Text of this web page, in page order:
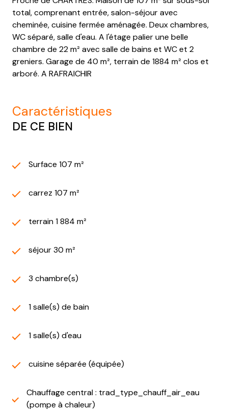
total, comprenant entrée, salon-séjour avec
cheminée, cuisine fermée aménagée. Deux chambres,
WC séparé, salle d'eau. A l'étage palier une belle
chambre de 22 m² avec salle de bains et WC et 2
greniers. Garage de 40 m², terrain de 1884 m² clos et
arboré. A RAFRAICHIR
caractéristiques
DE CE BIEN
Surface 107 m²
carrez 107 m²
terrain 1 884 m²
séjour 30 m²
3 chambre(s)
1 salle(s) de bain
1 salle(s) d'eau
cuisine séparée (équipée)
Chauffage central : trad_type_chauff_air_eau
(pompe à chaleur)